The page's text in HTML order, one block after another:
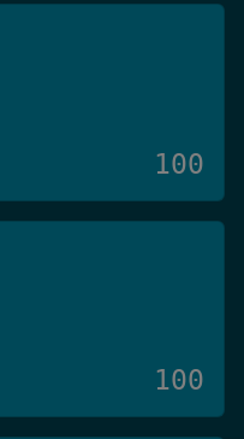
100
100